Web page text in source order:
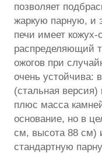
позволяет
жаркую парную, и
печи имеет кожух-
распределяющий
ожогов при
очень устойчива:
(стальная
плюс масса
основание, но в
см, высота 88 см)
стандартную